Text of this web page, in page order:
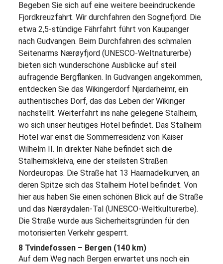
Begeben Sie sich auf eine weitere beeindruckende
Fjordkreuzfahrt. Wir durchfahren den Sognefjord. Die
etwa 2,5-stündige Fährfahrt führt von Kaupanger
nach Gudvangen. Beim Durchfahren des schmalen
Seitenarms Nærøyfjord (UNESCO-Weltnaturerbe)
bieten sich wunderschöne Ausblicke auf steil
aufragende Bergflanken. In Gudvangen angekommen,
entdecken Sie das Wikingerdorf Njardarheimr, ein
authentisches Dorf, das das Leben der Wikinger
nachstellt. Weiterfahrt ins nahe gelegene Stalheim,
wo sich unser heutiges Hotel befindet. Das Stalheim
Hotel war einst die Sommerresidenz von Kaiser
Wilhelm II. In direkter Nähe befindet sich die
Stalheimskleiva, eine der steilsten Straßen
Nordeuropas. Die Straße hat 13 Haarnadelkurven, an
deren Spitze sich das Stalheim Hotel befindet. Von
hier aus haben Sie einen schönen Blick auf die Straße
und das Nærøydalen-Tal (UNESCO-Weltkulturerbe).
Die Straße wurde aus Sicherheitsgründen für den
motorisierten Verkehr gesperrt.
8 Tvindefossen – Bergen (140 km)
Auf dem Weg nach Bergen erwartet uns noch ein